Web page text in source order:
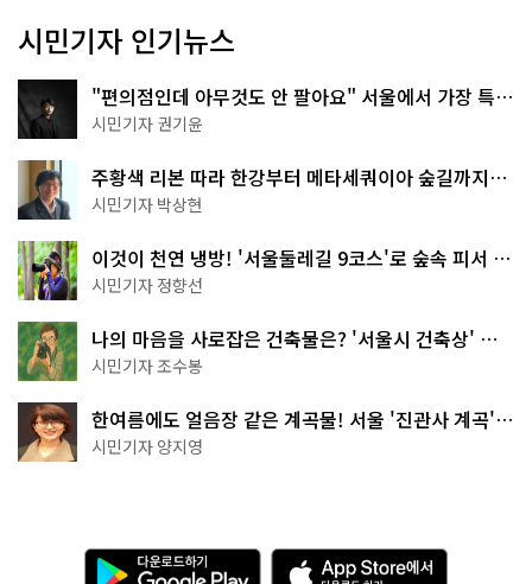
시민기자 인기뉴스
"편의점인데 아무것도 안 팔아요" 서울에서 가장 특별
한 편의점의 정체
시민기자 권기윤
주황색 리본 따라 한강부터 메타세쿼이아 숲길까지…
서울둘레길 15코스
시민기자 박상현
이것이 천연 냉방! '서울둘레길 9코스'로 숲속 피서 떠
나볼까
시민기자 정향선
나의 마음을 사로잡은 건축물은? '서울시 건축상' 수
상작 공개!
시민기자 조수봉
한여름에도 얼음장 같은 계곡물! 서울 '진관사 계곡'이
천국이네~
시민기자 양지영
다
운
A
p